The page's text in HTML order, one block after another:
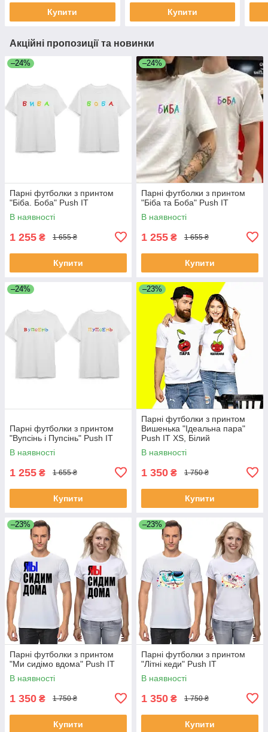
Купити Купити
Акційні пропозиції та новинки
–24%
Парні футболки з принтом
"Біба. Боба" Push IT
В наявності
1 255 ₴ 1 655 ₴
Купити
–24%
Парні футболки з принтом
"Біба та Боба" Push IT
В наявності
1 255 ₴ 1 655 ₴
Купити
–24%
Парні футболки з принтом
"Вупсінь і Пупсінь" Push IT
В наявності
1 255 ₴ 1 655 ₴
Купити
–23%
Парні футболки з принтом
Вишенька "Ідеальна пара"
Push IT XS, Білий
В наявності
1 350 ₴ 1 750 ₴
Купити
–23%
Парні футболки з принтом
"Ми сидімо вдома" Push IT
В наявності
1 350 ₴ 1 750 ₴
Купити
–23%
Парні футболки з принтом
"Літні кеди" Push IT
В наявності
1 350 ₴ 1 750 ₴
Купити